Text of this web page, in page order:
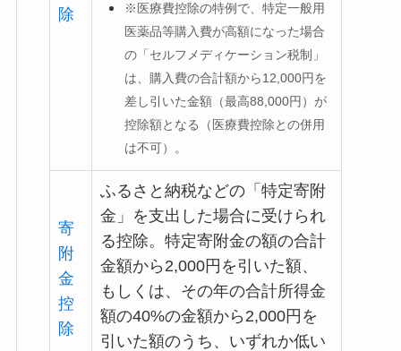
除 ※ 医療費控除の特例で、特定一般用
医薬品等購入費が高額になった場合
の「セルフメディケーション税制」
は、購入費の合計額から12,000円を
差し引いた金額（最高88,000円）が
控除額となる（医療費控除との併用
は不可）。
寄
附
金
控
除
ふるさと納税などの「特定寄附
金」を支出した場合に受けられ
る控除。特定寄附金の額の合計
金額から2,000円を引いた額、
もしくは、その年の合計所得金
額の40%の金額から2,000円を
引いた額のうち、いずれか低い